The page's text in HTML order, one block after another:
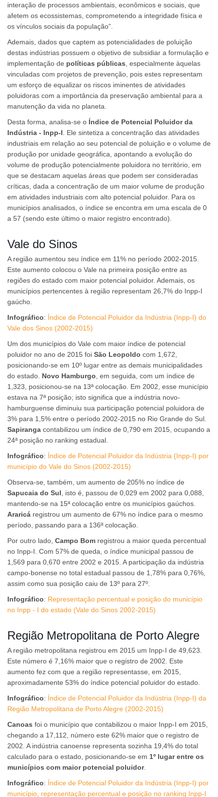
interação de processos ambientais, econômicos e sociais, que
afetem os ecossistemas, comprometendo a integridade física e
os vínculos sociais da população”.
Ademais, dados que captem as potencialidades de poluição
destas indústrias possuem o objetivo de subsidiar a formulação e
implementação de políticas públicas , especialmente àquelas
vinculadas com projetos de prevenção, pois estes representam
um esforço de equalizar os riscos iminentes de atividades
poluidoras com a importância da preservação ambiental para a
manutenção da vida no planeta.
Desta forma, analisa-se o Índice de Potencial Poluidor da
Indústria - Inpp-I . Ele sintetiza a concentração das atividades
industriais em relação ao seu potencial de poluição e o volume de
produção por unidade geográfica, apontando a evolução do
volume de produção potencialmente poluidora no território, em
que se destacam aquelas áreas que podem ser consideradas
críticas, dada a concentração de um maior volume de produção
em atividades industriais com alto potencial poluidor. Para os
municípios analisados, o índice se encontra em uma escala de 0
a 57 (sendo este último o maior registro encontrado).
Vale do Sinos
A região aumentou seu índice em 11% no período 2002-2015.
Este aumento colocou o Vale na primeira posição entre as
regiões do estado com maior potencial poluidor. Ademais, os
municípios pertencentes à região representam 26,7% do Inpp-I
gaúcho.
Infográfico: Índice de Potencial Poluidor da Indústria (Inpp-I) do
Vale dos Sinos (2002-2015)
Um dos municípios do Vale com maior índice de potencial
poluidor no ano de 2015 foi São Leopoldo com 1,672,
posicionando-se em 10º lugar entre as demais municipalidades
do estado. Novo Hamburgo , em seguida, com um índice de
1,323, posicionou-se na 13ª colocação. Em 2002, esse município
estava na 7ª posição; isto significa que a indústria novo-
hamburguense diminuiu sua participação potencial poluidora de
3% para 1,5% entre o período 2002-2015 no Rio Grande do Sul.
Sapiranga contabilizou um índice de 0,790 em 2015, ocupando a
24ª posição no ranking estadual.
Infográfico: Índice de Potencial Poluidor da Indústria (Inpp-I) por
município do Vale do Sinos (2002-2015)
Observa-se, também, um aumento de 205% no índice de
Sapucaia do Sul , isto é, passou de 0,029 em 2002 para 0,088,
mantendo-se na 15ª colocação entre os municípios gaúchos.
Araricá registrou um aumento de 67% no índice para o mesmo
período, passando para a 136ª colocação.
Por outro lado, Campo Bom registrou a maior queda percentual
no Inpp-I. Com 57% de queda, o índice municipal passou de
1,569 para 0,670 entre 2002 e 2015. A participação da indústria
campo-bonense no total estadual passou de 1,78% para 0,76%,
assim como sua posição caiu de 13º para 27º.
Infográfico: Representação percentual e posição do município
no Inpp - I do estado (Vale do Sinos 2002-2015)
Região Metropolitana de Porto Alegre
A região metropolitana registrou em 2015 um Inpp-I de 49,623.
Este número é 7,16% maior que o registro de 2002. Este
aumento fez com que a região representasse, em 2015,
aproximadamente 53% do índice potencial poluidor do estado.
Infográfico: Índice de Potencial Poluidor da Indústria (Inpp-I) da
Região Metropolitana de Porto Alegre (2002-2015)
Canoas foi o município que contabilizou o maior Inpp-I em 2015,
chegando a 17,112, número este 62% maior que o registro de
2002. A indústria canoense representa sozinha 19,4% do total
calculado para o estado, posicionando-se em 1º lugar entre os
municípios com maior potencial poluidor.
Infográfico: Índice de Potencial Poluidor da Indústria (Inpp-I) por
município, representação percentual e posição no ranking Inpp-I